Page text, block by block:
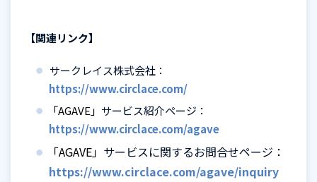
【関連リンク】
サークレイス株式会社：
https://www.circlace.com/
「AGAVE」 サービス紹介ページ ：
https://www.circlace.com/agave
「AGAVE」 サービスに関するお問合せページ ：
https://www.circlace.com/agave/inquiry